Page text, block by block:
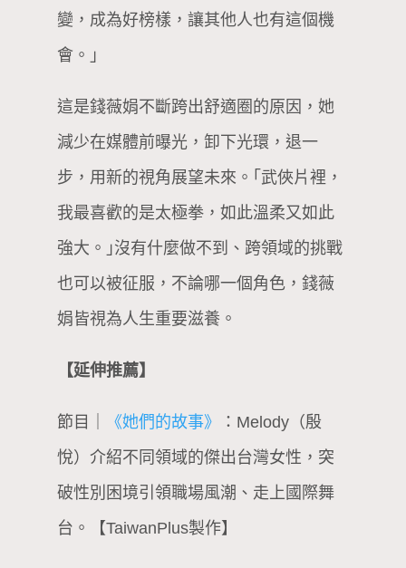
變，成為好榜樣，讓其他人也有這個機
會。｣
這是錢薇娟不斷跨出舒適圈的原因，她
減少在媒體前曝光，卸下光環，退一
步，用新的視角展望未來。｢武俠片裡，
我最喜歡的是太極拳，如此溫柔又如此
強大。｣沒有什麼做不到、跨領域的挑戰
也可以被征服，不論哪一個角色，錢薇
娟皆視為人生重要滋養。
【延伸推薦】
節目｜ 《她們的故事》
：Melody（殷
悅）介紹不同領域的傑出台灣女性，突
破性別困境引領職場風潮、走上國際舞
台。【TaiwanPlus製作】